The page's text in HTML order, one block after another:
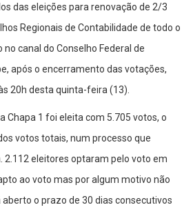
das eleições para renovação de 2/3
Regionais de Contabilidade de todo o
canal do Conselho Federal de
após o encerramento das votações,
20h desta quinta-feira (13).
Chapa 1 foi eleita com 5.705 votos, o
votos totais, num processo que
2.112 eleitores optaram pelo voto em
ao voto mas por algum motivo não
o prazo de 30 dias consecutivos